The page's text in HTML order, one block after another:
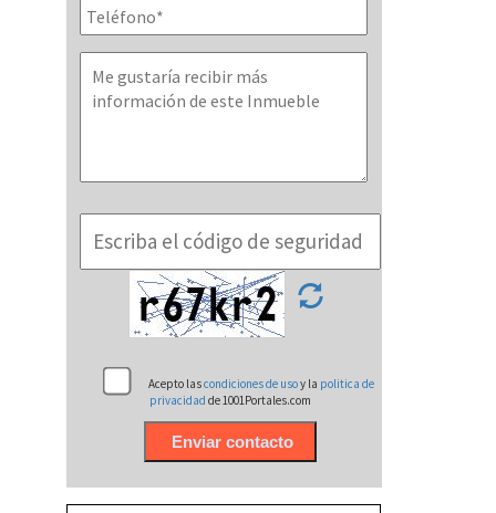
Acepto lascondiciones de usoy la politica de
privacidadde 1001Portales.com